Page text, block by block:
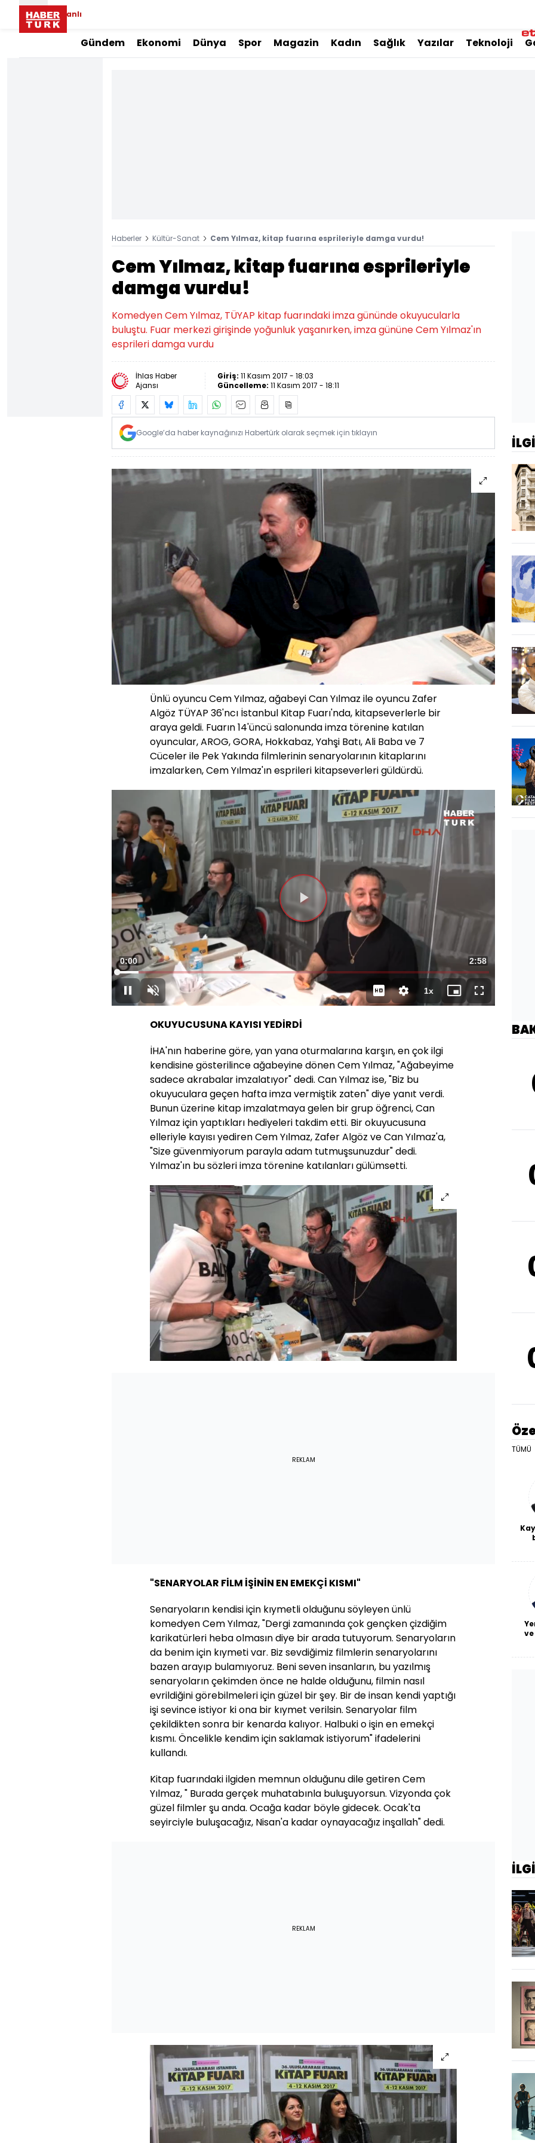
Canlı
Gündem Ekonomi Dünya Spor Magazin Kadın Sağlık Yazılar Teknoloji
Haberler Kültür-Sanat Cem Yılmaz, kitap fuarına esprileriyle damga vurdu!
Cem Yılmaz, kitap fuarına esprileriyle
damga vurdu!
Komedyen Cem Yılmaz, TÜYAP kitap fuarındaki imza gününde okuyucularla
buluştu. Fuar merkezi girişinde yoğunluk yaşanırken, imza gününe Cem Yılmaz'ın
esprileri damga vurdu
İhlas Haber
Ajansı
Giriş: 11 Kasım 2017 - 18:03
Güncelleme: 11 Kasım 2017 - 18:11
Google’da haber kaynağınızı Habertürk olarak seçmek için tıklayın
Ünlü oyuncu Cem Yılmaz, ağabeyi Can Yılmaz ile oyuncu Zafer
Algöz TÜYAP 36'ncı İstanbul Kitap Fuarı'nda, kitapseverlerle bir
araya geldi. Fuarın 14'üncü salonunda imza törenine katılan
oyuncular, AROG, GORA, Hokkabaz, Yahşi Batı, Ali Baba ve 7
Cüceler ile Pek Yakında filmlerinin senaryolarının kitaplarını
imzalarken, Cem Yılmaz'ın esprileri kitapseverleri güldürdü.
DuraklatSesi
Aç
Süre
0:01 Toplam
Süre
2:58
Yüklendi:
5.56%
1xOynatma
Hızı
Mini
oynatıcı
Tam
Ekran
OKUYUCUSUNA KAYISI YEDİRDİ
İHA'nın haberine göre, yan yana oturmalarına karşın, en çok ilgi
kendisine gösterilince ağabeyine dönen Cem Yılmaz, "Ağabeyime
sadece akrabalar imzalatıyor" dedi. Can Yılmaz ise, "Biz bu
okuyuculara geçen hafta imza vermiştik zaten" diye yanıt verdi.
Bunun üzerine kitap imzalatmaya gelen bir grup öğrenci, Can
Yılmaz için yaptıkları hediyeleri takdim etti. Bir okuyucusuna
elleriyle kayısı yediren Cem Yılmaz, Zafer Algöz ve Can Yılmaz'a,
"Size güvenmiyorum parayla adam tutmuşsunuzdur" dedi.
Yılmaz'ın bu sözleri imza törenine katılanları gülümsetti.
REKLAM
"SENARYOLAR FİLM İŞİNİN EN EMEKÇİ KISMI"
Senaryoların kendisi için kıymetli olduğunu söyleyen ünlü
komedyen Cem Yılmaz, "Dergi zamanında çok gençken çizdiğim
karikatürleri heba olmasın diye bir arada tutuyorum. Senaryoların
da benim için kıymeti var. Biz sevdiğimiz filmlerin senaryolarını
bazen arayıp bulamıyoruz. Beni seven insanların, bu yazılmış
senaryoların çekimden önce ne halde olduğunu, filmin nasıl
evrildiğini görebilmeleri için güzel bir şey. Bir de insan kendi yaptığı
işi sevince istiyor ki ona bir kıymet verilsin. Senaryolar film
çekildikten sonra bir kenarda kalıyor. Halbuki o işin en emekçi
kısmı. Öncelikle kendim için saklamak istiyorum" ifadelerini
kullandı.
Kitap fuarındaki ilgiden memnun olduğunu dile getiren Cem
Yılmaz, " Burada gerçek muhatabınla buluşuyorsun. Vizyonda çok
güzel filmler şu anda. Ocağa kadar böyle gidecek. Ocak'ta
seyirciyle buluşacağız, Nisan'a kadar oynayacağız inşallah" dedi.
REKLAM
TÜMÜ